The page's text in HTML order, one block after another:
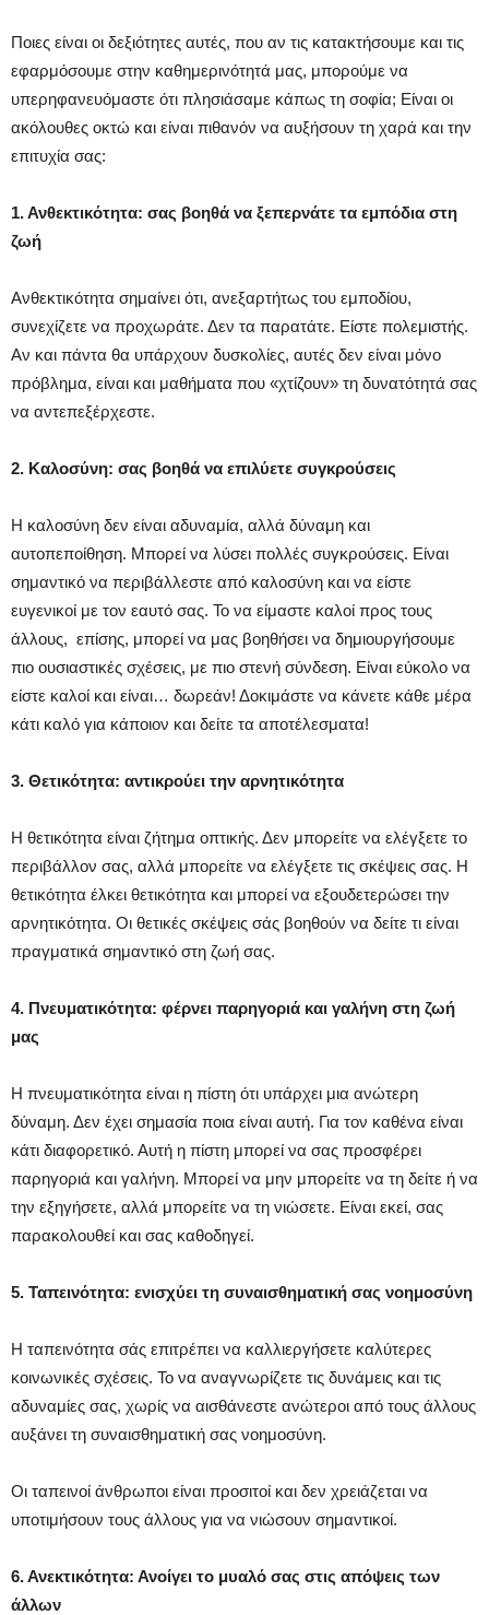
Ποιες είναι οι δεξιότητες αυτές, που αν τις κατακτήσουμε και τις
εφαρμόσουμε στην καθημερινότητά μας, μπορούμε να
υπερηφανευόμαστε ότι πλησιάσαμε κάπως τη σοφία; Είναι οι
ακόλουθες οκτώ και είναι πιθανόν να αυξήσουν τη χαρά και την
επιτυχία σας:
1. Ανθεκτικότητα: σας βοηθά να ξεπερνάτε τα εμπόδια στη
ζωή
Ανθεκτικότητα σημαίνει ότι, ανεξαρτήτως του εμποδίου,
συνεχίζετε να προχωράτε. Δεν τα παρατάτε. Είστε πολεμιστής.
Αν και πάντα θα υπάρχουν δυσκολίες, αυτές δεν είναι μόνο
πρόβλημα, είναι και μαθήματα που «χτίζουν» τη δυνατότητά σας
να αντεπεξέρχεστε.
2. Καλοσύνη: σας βοηθά να επιλύετε συγκρούσεις
Η καλοσύνη δεν είναι αδυναμία, αλλά δύναμη και
αυτοπεποίθηση. Μπορεί να λύσει πολλές συγκρούσεις. Είναι
σημαντικό να περιβάλλεστε από καλοσύνη και να είστε
ευγενικοί με τον εαυτό σας. Το να είμαστε καλοί προς τους
άλλους, επίσης, μπορεί να μας βοηθήσει να δημιουργήσουμε
πιο ουσιαστικές σχέσεις, με πιο στενή σύνδεση. Είναι εύκολο να
είστε καλοί και είναι… δωρεάν! Δοκιμάστε να κάνετε κάθε μέρα
κάτι καλό για κάποιον και δείτε τα αποτέλεσματα!
3. Θετικότητα: αντικρούει την αρνητικότητα
Η θετικότητα είναι ζήτημα οπτικής. Δεν μπορείτε να ελέγξετε το
περιβάλλον σας, αλλά μπορείτε να ελέγξετε τις σκέψεις σας. Η
θετικότητα έλκει θετικότητα και μπορεί να εξουδετερώσει την
αρνητικότητα. Οι θετικές σκέψεις σάς βοηθούν να δείτε τι είναι
πραγματικά σημαντικό στη ζωή σας.
4. Πνευματικότητα: φέρνει παρηγοριά και γαλήνη στη ζωή
μας
Η πνευματικότητα είναι η πίστη ότι υπάρχει μια ανώτερη
δύναμη. Δεν έχει σημασία ποια είναι αυτή. Για τον καθένα είναι
κάτι διαφορετικό. Αυτή η πίστη μπορεί να σας προσφέρει
παρηγοριά και γαλήνη. Μπορεί να μην μπορείτε να τη δείτε ή να
την εξηγήσετε, αλλά μπορείτε να τη νιώσετε. Είναι εκεί, σας
παρακολουθεί και σας καθοδηγεί.
5. Ταπεινότητα: ενισχύει τη συναισθηματική σας νοημοσύνη
Η ταπεινότητα σάς επιτρέπει να καλλιεργήσετε καλύτερες
κοινωνικές σχέσεις. Το να αναγνωρίζετε τις δυνάμεις και τις
αδυναμίες σας, χωρίς να αισθάνεστε ανώτεροι από τους άλλους
αυξάνει τη συναισθηματική σας νοημοσύνη.
Οι ταπεινοί άνθρωποι είναι προσιτοί και δεν χρειάζεται να
υποτιμήσουν τους άλλους για να νιώσουν σημαντικοί.
6. Ανεκτικότητα: Ανοίγει το μυαλό σας στις απόψεις των
άλλων